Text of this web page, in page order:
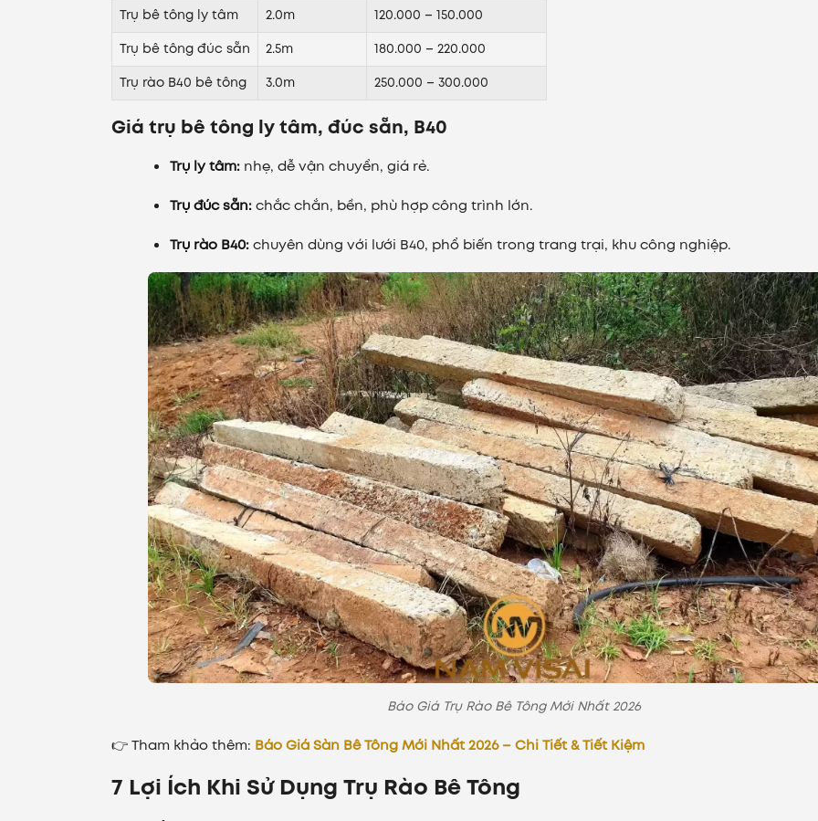
Trụ bê tông ly tâm
2.0m
120.000 – 150.000
Trụ bê tông đúc sẵn
2.5m
180.000 – 220.000
Trụ rào B40 bê tông
3.0m 250.000 – 300.000
Giá trụ bê tông ly tâm, đúc sẵn, B40
Trụ ly tâm: nhẹ, dễ vận chuyển, giá rẻ.
Trụ đúc sẵn:chắc chắn, bền, phù hợp công trình lớn.
Trụ rào B40:chuyên dùng với lưới B40, phổ biến trong trang trại, khu công nghiệp.
Báo Giá Trụ Rào Bê Tông Mới Nhất 2026
👉 Tham khảo thêm: Báo Giá Sàn Bê Tông Mới Nhất 2026 – Chi Tiết & Tiết Kiệm
7 Lợi Ích Khi Sử Dụng Trụ Rào Bê Tông